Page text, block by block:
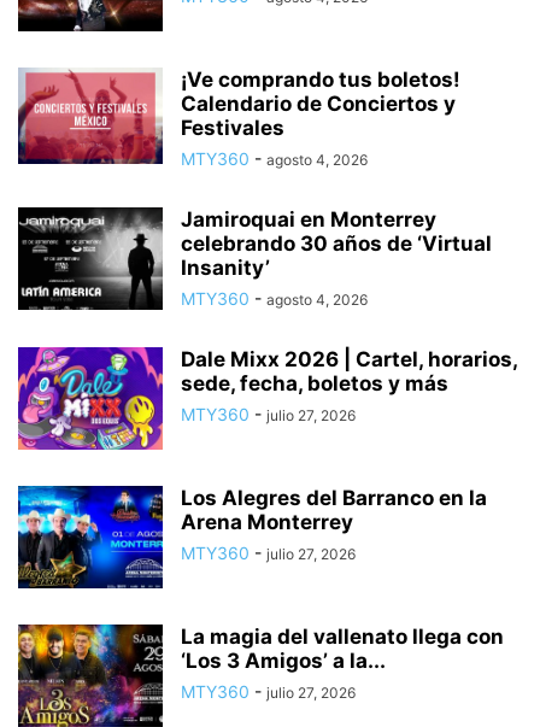
¡Ve comprando tus boletos!
Calendario de Conciertos y
Festivales
MTY360 - agosto 4, 2026
Jamiroquai en Monterrey
celebrando 30 años de ‘Virtual
Insanity’
MTY360 - agosto 4, 2026
Dale Mixx 2026 | Cartel, horarios,
sede, fecha, boletos y más
MTY360 - julio 27, 2026
Los Alegres del Barranco en la
Arena Monterrey
MTY360 - julio 27, 2026
La magia del vallenato llega con
‘Los 3 Amigos’ a la...
MTY360 - julio 27, 2026